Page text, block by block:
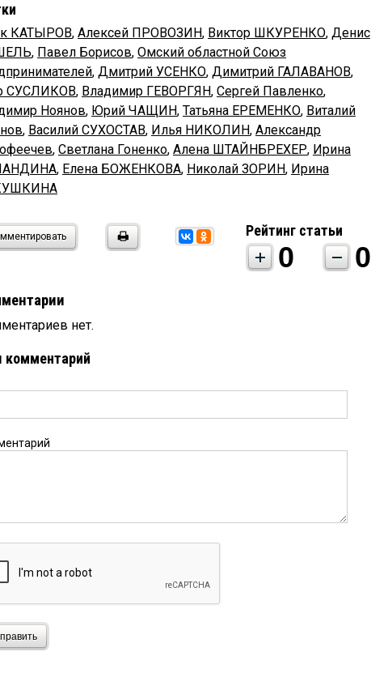
КАТЫРОВ, Алексей ПРОВОЗИН, Виктор ШКУРЕНКО, Денис
, Павел Борисов, Омский областной Союз
, Дмитрий УСЕНКО, Димитрий ГАЛАВАНОВ,
СУСЛИКОВ, Владимир ГЕВОРГЯН, Сергей Павленко,
Ноянов, Юрий ЧАЩИН, Татьяна ЕРЕМЕНКО, Виталий
, Василий СУХОСТАВ, Илья НИКОЛИН, Александр
, Светлана Гоненко, Алена ШТАЙНБРЕХЕР, Ирина
, Елена БОЖЕНКОВА, Николай ЗОРИН, Ирина
Рейтинг статьи
0 0
нет.
комментарий